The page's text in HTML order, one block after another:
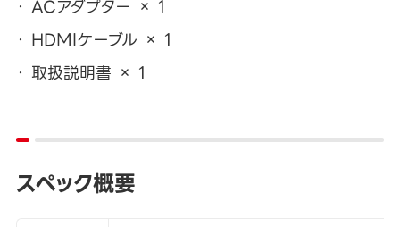
ACアダプター × 1
HDMIケーブル × 1
取扱説明書 × 1
スペック概要